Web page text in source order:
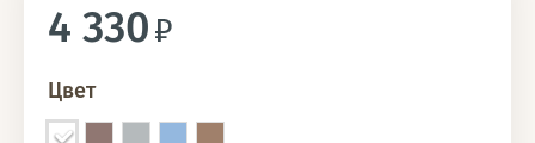
4 330
Цвет